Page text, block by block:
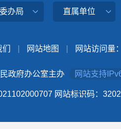
办局 直属单位
网站地图 网站访问量：
政府办公室主办 网站支持
网站标识码：